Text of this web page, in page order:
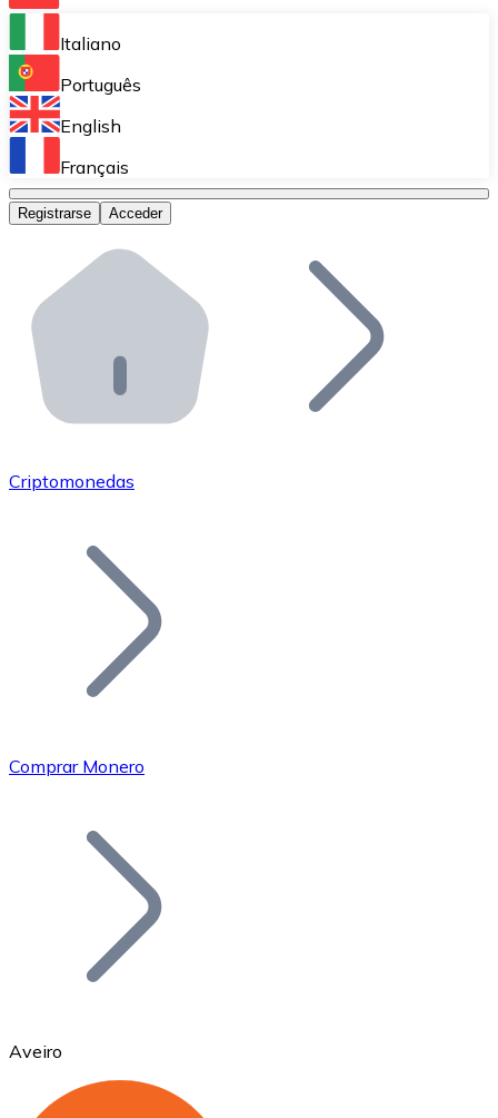
Bitnovo Ramp
Integra nuestra solución en tu plataforma.
Bitnovo Giftcards
Bitnovo OTC
Bitnovo ATM
Integra un ATM Bitnovo en tu negocio y permite que
Bitnovo API
Integra nuestra API en tu ecosistema.
Únete a nuestra red de distribuidores.
Añade tu proyecto a nuestro ecosistema.
Bitcoin
Italiano
Português
English
Français
Registrarse Acceder
Criptomonedas
Comprar Monero
Aveiro